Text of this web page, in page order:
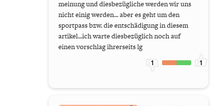
meinung und diesbezügliche werden wir uns
nicht einig werden... aber es geht um den
sportpass bzw. die entschädigung in diesem
artikel...ich warte diesbezüglich noch auf
einen vorschlag ihrerseits lg
1 1